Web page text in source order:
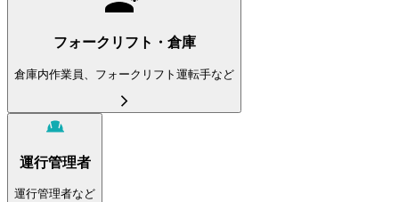
フォークリフト・倉庫
倉庫内作業員、フォークリフト運転手など
運行管理者
運行管理者など